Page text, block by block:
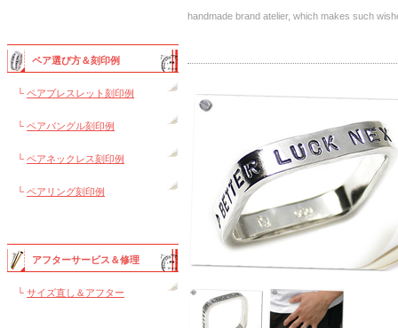
ペア選び方＆刻印例
└ ペアブレスレット刻印例
└ ペアバングル刻印例
└ ペアネックレス刻印例
└ ペアリング刻印例
アフターサービス＆修理
└ サイズ直し＆アフター
handmade brand atelier, which makes such